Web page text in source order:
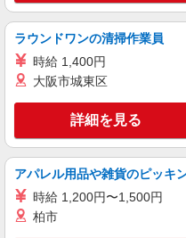
る） ※試用期間
月給
験2年、アパ
DIESEL
田東3-1-1
パート
DIESEL OUTLET木更津
ショップス
時給：
ラウンドワンの清掃作業員
時給 1,400円
大阪市城東区
詳細を見る
アパレル用品や雑貨のピッキ
時給 1,200円〜1,500円
柏市